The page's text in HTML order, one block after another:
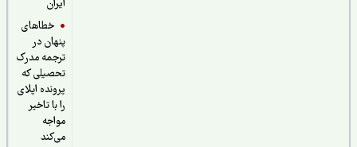
ایران
خطاهای
پنهان در
ترجمه مدرک
تحصیلی که
پرونده اپلای
را با تاخیر
مواجه
می‌کند